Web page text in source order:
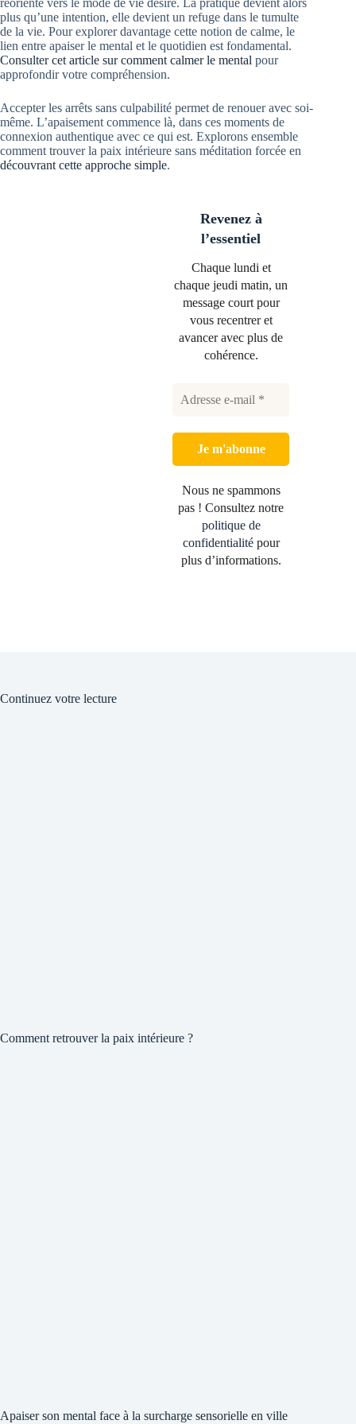
plus qu’une intention, elle devient un refuge dans le tumulte
de la vie. Pour explorer davantage cette notion de calme, le
lien entre apaiser le mental et le quotidien est fondamental.
Consulter cet article sur comment calmer le mental pour
approfondir votre compréhension.
Accepter les arrêts sans culpabilité permet de renouer avec soi-
même. L’apaisement commence là, dans ces moments de
connexion authentique avec ce qui est. Explorons ensemble
comment trouver la paix intérieure sans méditation forcée en
découvrant cette approche simple.
Revenez à
l’essentiel
Chaque lundi et
chaque jeudi matin, un
message court pour
vous recentrer et
avancer avec plus de
cohérence.
Nous ne spammons
pas ! Consultez notre
politique de
confidentialitépour
plus d’informations.
Continuez votre lecture
Comment retrouver la paix intérieure ?
Apaiser son mental face à la surcharge sensorielle en ville